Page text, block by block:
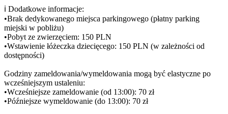
ℹ️ Dodatkowe informacje:
•Brak dedykowanego miejsca parkingowego (płatny parking
miejski w pobliżu)
•Pobyt ze zwierzęciem: 150 PLN
•Wstawienie łóżeczka dziecięcego: 150 PLN (w zależności od
dostępności)
Godziny zameldowania/wymeldowania mogą być elastyczne po
wcześniejszym ustaleniu:
•Wcześniejsze zameldowanie (od 13:00): 70 zł
•Późniejsze wymeldowanie (do 13:00): 70 zł